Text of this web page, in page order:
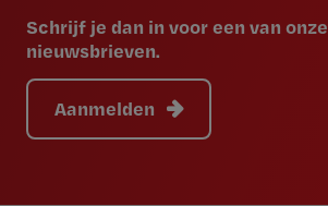
Schrijf je dan in voor een van onze
nieuwsbrieven.
Aanmelden